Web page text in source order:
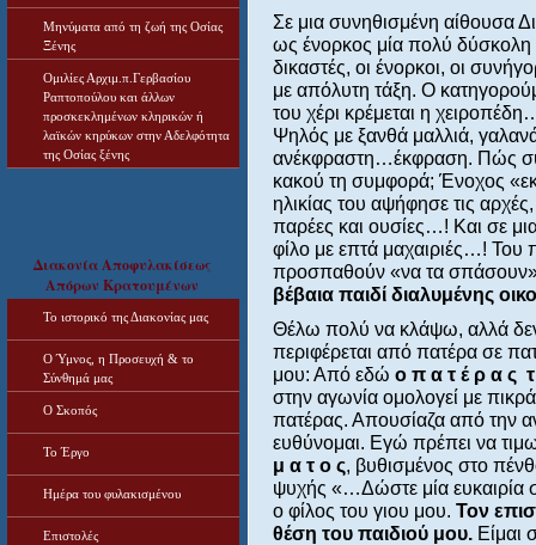
Μηνύματα από τη ζωή της Οσίας
Ξένης
Ομιλίες Αρχιμ.π.Γερβασίου
Ραπτοπούλου και άλλων
προσκεκλημένων κληρικών ή
λαϊκών κηρύκων στην Αδελφότητα
της Οσίας ξένης
Διακονία Αποφυλακίσεως
Απόρων Κρατουμένων
Το ιστορικό της Διακονίας μας
Ο Ύμνος, η Προσευχή & το
Σύνθημά μας
Ο Σκοπός
Το Έργο
Ημέρα του φυλακισμένου
Επιστολές
Σε μια συνηθισμένη αίθουσα
ως ένορκος μία πολύ δύσκολη
δικαστές, οι ένορκοι, οι
με απόλυτη τάξη. Ο
του χέρι κρέμεται η
Ψηλός με ξανθά μαλλιά,
ανέκφραστη…έκφραση. Πώς
κακού τη συμφορά; Ένοχος «εκ
ηλικίας του αψήφησε τις
παρέες και ουσίες…! Και σε
φίλο με επτά μαχαιριές…! Του
προσπαθούν «να τα
βέβαια παιδί διαλυμένης
Θέλω πολύ να κλάψω, αλλά
περιφέρεται από πατέρα σε
μου: Από εδώ ο π α τ έ ρ α ς
στην αγωνία ομολογεί με
πατέρας. Απουσίαζα από την
ευθύνομαι. Εγώ πρέπει να
μ α τ ο ς, βυθισμένος στο
ψυχής «…Δώστε μία ευκαιρία
ο φίλος του γιου μου. Τον
θέση του παιδιού μου. Είμαι